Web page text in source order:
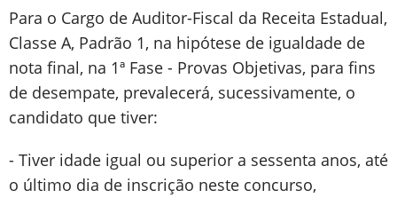
Para o Cargo de Auditor-Fiscal da Receita Estadual,
Classe A, Padrão 1, na hipótese de igualdade de
nota final, na 1ª Fase - Provas Objetivas, para fins
de desempate, prevalecerá, sucessivamente, o
candidato que tiver:
- Tiver idade igual ou superior a sessenta anos, até
o último dia de inscrição neste concurso,